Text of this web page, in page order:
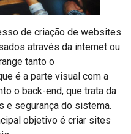
de criação de websites
através da internet ou
tanto o
é a parte visual com a
o back-end, que trata da
e segurança do sistema.
objetivo é criar sites